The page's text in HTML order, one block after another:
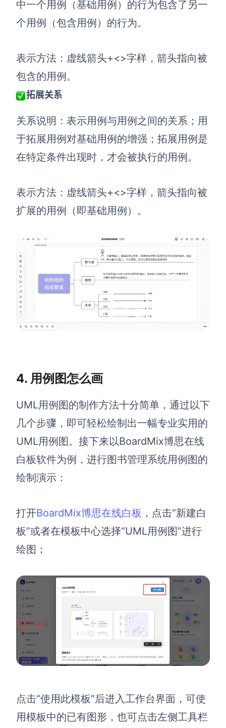
中一个用例（基础用例）的行为包含了另一
个用例（包含用例）的行为。
表示方法：虚线箭头+<>字样，箭头指向被
包含的用例。
拓展关系
关系说明：表示用例与用例之间的关系；用
于拓展用例对基础用例的增强；拓展用例是
在特定条件出现时，才会被执行的用例。
表示方法：虚线箭头+<>字样，箭头指向被
扩展的用例（即基础用例）。
4. 用例图怎么画
UML用例图的制作方法十分简单，通过以下
几个步骤，即可轻松绘制出一幅专业实用的
UML用例图。接下来以BoardMix博思在线
白板软件为例，进行图书管理系统用例图的
绘制演示：
打开BoardMix博思在线白板 ，点击“新建白
板”或者在模板中心选择“UML用例图”进行
绘图；
点击“使用此模板”后进入工作台界面，可使
用模板中的已有图形，也可点击左侧工具栏